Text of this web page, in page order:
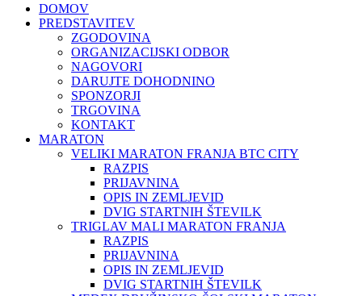
DOMOV
PREDSTAVITEV
ZGODOVINA
ORGANIZACIJSKI ODBOR
NAGOVORI
DARUJTE DOHODNINO
SPONZORJI
TRGOVINA
KONTAKT
MARATON
VELIKI MARATON FRANJA BTC CITY
RAZPIS
PRIJAVNINA
OPIS IN ZEMLJEVID
DVIG STARTNIH ŠTEVILK
TRIGLAV MALI MARATON FRANJA
RAZPIS
PRIJAVNINA
OPIS IN ZEMLJEVID
DVIG STARTNIH ŠTEVILK